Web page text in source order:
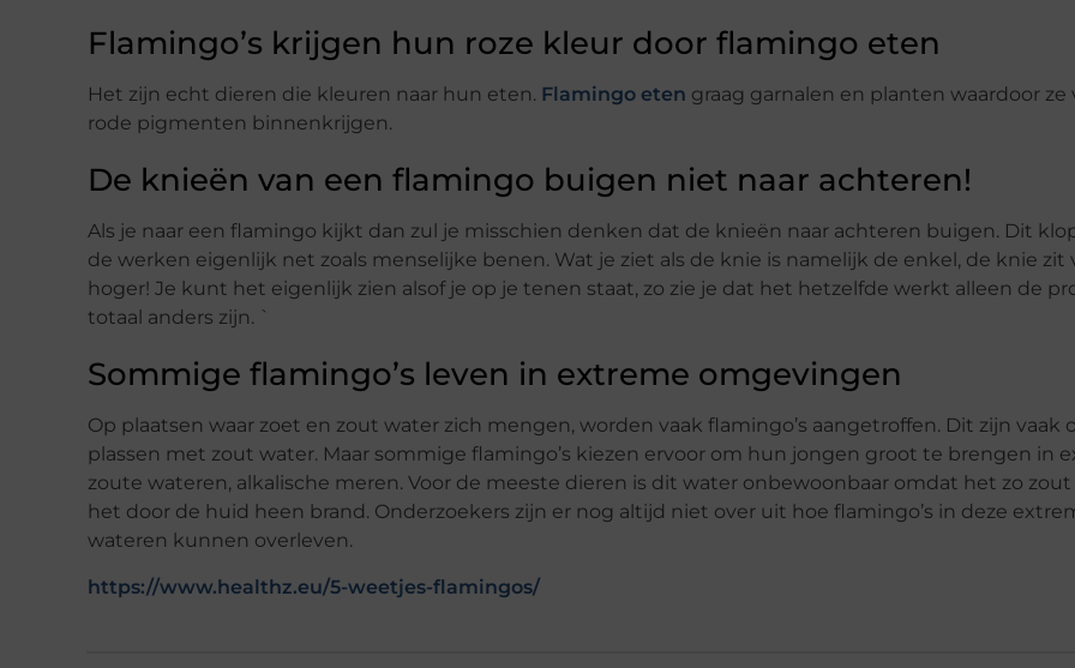
Flamingo’s krijgen hun roze kleur door flamingo eten
Het zijn echt dieren die kleuren naar hun eten. Flamingo eten graag garnalen en planten waardoor ze
rode pigmenten binnenkrijgen.
De knieën van een flamingo buigen niet naar achteren!
Als je naar een flamingo kijkt dan zul je misschien denken dat de knieën naar achteren buigen. Dit
de werken eigenlijk net zoals menselijke benen. Wat je ziet als de knie is namelijk de enkel, de knie zit
hoger! Je kunt het eigenlijk zien alsof je op je tenen staat, zo zie je dat het hetzelfde werkt alleen de
totaal anders zijn. `
Sommige flamingo’s leven in extreme omgevingen
Op plaatsen waar zoet en zout water zich mengen, worden vaak flamingo’s aangetroffen. Dit zijn vaak
plassen met zout water. Maar sommige flamingo’s kiezen ervoor om hun jongen groot te brengen in
zoute wateren, alkalische meren. Voor de meeste dieren is dit water onbewoonbaar omdat het zo zout
het door de huid heen brand. Onderzoekers zijn er nog altijd niet over uit hoe flamingo’s in deze
wateren kunnen overleven.
https://www.healthz.eu/5-weetjes-flamingos/